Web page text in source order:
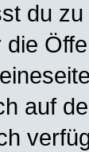
du
die
auf